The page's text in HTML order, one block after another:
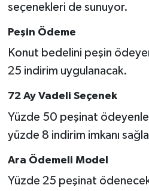
seçenekleri de sunuyor.
Peşin Ödeme
Konut bedelini peşin
25 indirim uygulanacak.
72 Ay Vadeli Seçenek
Yüzde 50 peşinat
yüzde 8 indirim imkanı
Ara Ödemeli Model
Yüzde 25 peşinat